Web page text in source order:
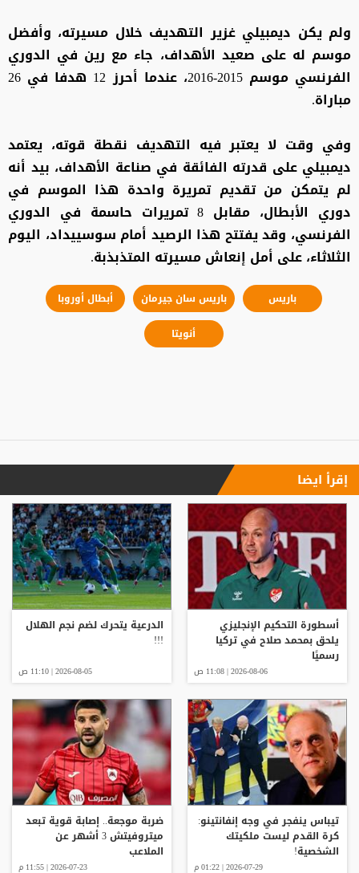
ولم يكن ديمبيلي غزير التهديف خلال مسيرته، وأفضل
موسم له على صعيد الأهداف، جاء مع رين في الدوري
الفرنسي موسم 2015-2016، عندما أحرز 12 هدفا في 26
مباراة.
وفي وقت لا يعتبر فيه التهديف نقطة قوته، يعتمد
ديمبيلي على قدرته الفائقة في صناعة الأهداف، بيد أنه
لم يتمكن من تقديم تمريرة واحدة هذا الموسم في
دوري الأبطال، مقابل 8 تمريرات حاسمة في الدوري
الفرنسي، وقد يفتتح هذا الرصيد أمام سوسييداد، اليوم
الثلاثاء، على أمل إنعاش مسيرته المتذبذبة.
باريس باريس سان جيرمان
أبطال أوروبا
أنويتا
إقرأ ايضا
أسطورة التحكيم الإنجليزي
يلحق بمحمد صلاح في تركيا
رسميًا
2026-08-06 | 11:08 ص
الدرعية يتحرك لضم نجم الهلال
!!!
2026-08-05 | 11:10 ص
تيباس ينفجر في وجه إنفانتينو:
كرة القدم ليست ملكيتك
الشخصية!
2026-07-29 | 01:22 م
ضربة موجعة.. إصابة قوية تبعد
ميتروفيتش 3 أشهر عن
الملاعب
2026-07-23 | 11:55 م